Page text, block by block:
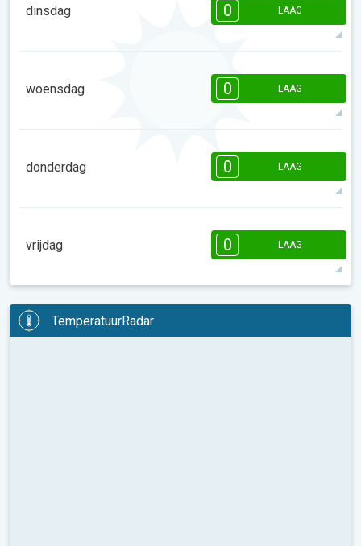
dinsdag 0 LAAG
14:00 16:00 18:00
18:33 12°
woensdag 0 LAAG
14:00 16:00 18:00
18:33 16°
donderdag 0 LAAG
14:00 16:00 18:00
18:34 14°
vrijdag 0 LAAG
08:00
0 u 07:27 18:34 17°
TemperatuurRadar